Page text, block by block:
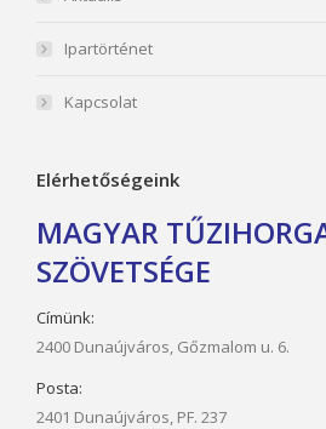
Ipartörténet
Kapcsolat
Elérhetőségeink
MAGYAR
SZÖVETSÉGE
Címünk:
2400 Dunaújváros, Gőzmalom u. 6.
Posta:
2401 Dunaújváros, PF. 237